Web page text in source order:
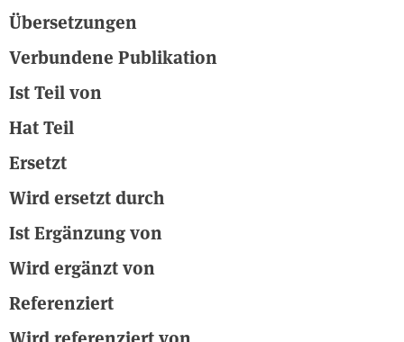
Übersetzungen
Verbundene Publikation
Ist Teil von
Hat Teil
Ersetzt
Wird ersetzt durch
Ist Ergänzung von
Wird ergänzt von
Referenziert